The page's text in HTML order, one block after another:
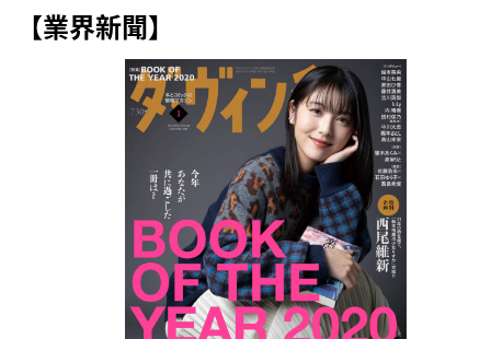
【業界新聞】